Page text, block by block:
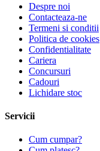
Despre noi
Contacteaza-ne
Termeni si conditii
Politica de cookies
Confidentialitate
Cariera
Concursuri
Cadouri
Lichidare stoc
Servicii
Cum cumpar?